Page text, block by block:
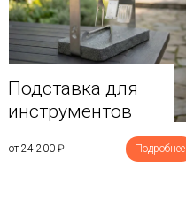
Подставка для
инструментов
от 24 200 ₽ Подробнее